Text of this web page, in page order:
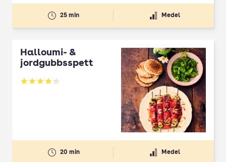
25 min Medel
Halloumi- &
jordgubbsspett
Betyg: 4.3 av 5
20 min Medel